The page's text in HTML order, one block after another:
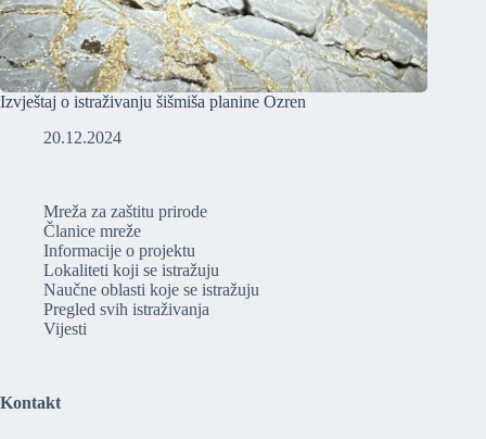
Izvještaj o istraživanju šišmiša planine Ozren
20.12.2024
Mreža za zaštitu prirode
Članice mreže
Informacije o projektu
Lokaliteti koji se istražuju
Naučne oblasti koje se istražuju
Pregled svih istraživanja
Vijesti
Kontakt